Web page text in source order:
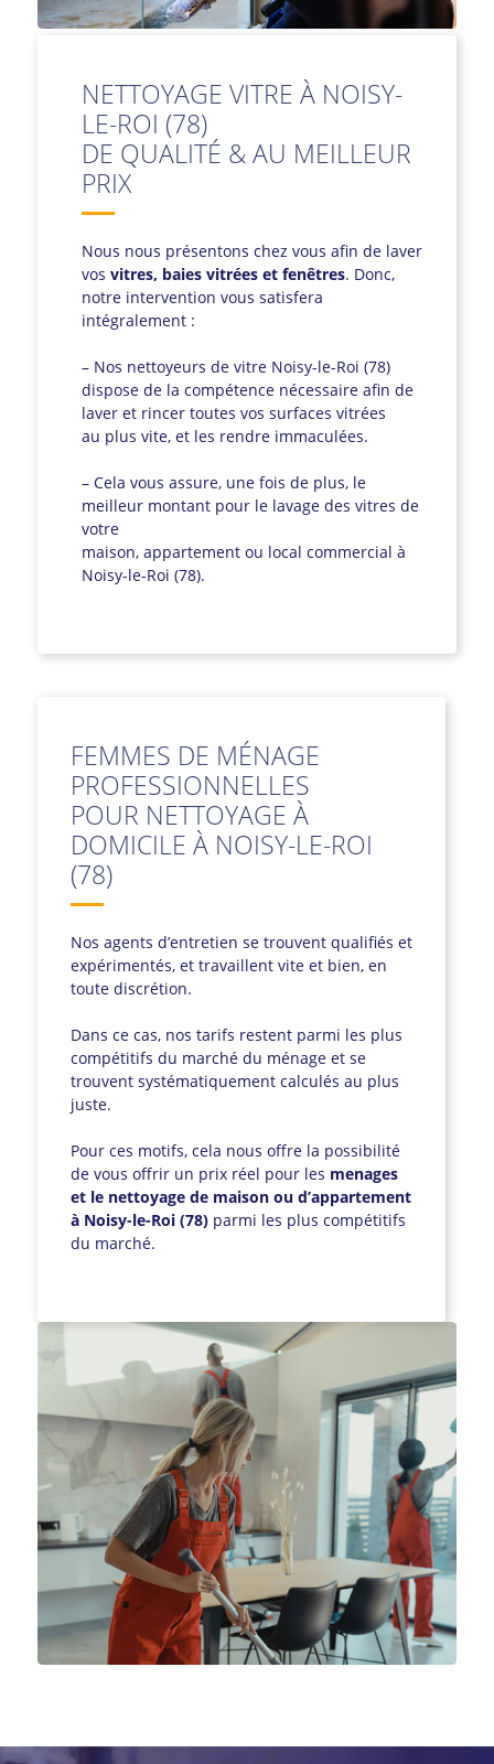
NETTOYAGE VITRE À NOISY-
LE-ROI (78)
DE QUALITÉ & AU MEILLEUR
PRIX
Nous nous présentons chez vous afin de laver
vos vitres, baies vitrées et fenêtres. Donc,
notre intervention vous satisfera
intégralement :
– Nos nettoyeurs de vitre Noisy-le-Roi (78)
dispose de la compétence nécessaire afin de
laver et rincer toutes vos surfaces vitrées
au plus vite, et les rendre immaculées.
– Cela vous assure, une fois de plus, le
meilleur montant pour le lavage des vitres de
votre
maison, appartement ou local commercial à
Noisy-le-Roi (78).
FEMMES DE MÉNAGE
PROFESSIONNELLES
POUR NETTOYAGE À
DOMICILE À NOISY-LE-ROI
(78)
Nos agents d’entretien se trouvent qualifiés et
expérimentés, et travaillent vite et bien, en
toute discrétion.
Dans ce cas, nos tarifs restent parmi les plus
compétitifs du marché du ménage et se
trouvent systématiquement calculés au plus
juste.
Pour ces motifs, cela nous offre la possibilité
de vous offrir un prix réel pour les menages
et le nettoyage de maison ou d’appartement
à Noisy-le-Roi (78) parmi les plus compétitifs
du marché.